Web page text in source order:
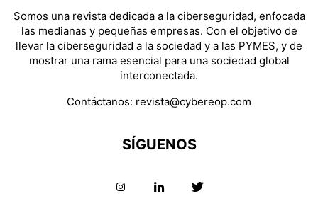
Somos una revista dedicada a la ciberseguridad, enfocada
las medianas y pequeñas empresas. Con el objetivo de
llevar la ciberseguridad a la sociedad y a las PYMES, y de
mostrar una rama esencial para una sociedad global
interconectada.
Contáctanos: revista@cybereop.com
SÍGUENOS